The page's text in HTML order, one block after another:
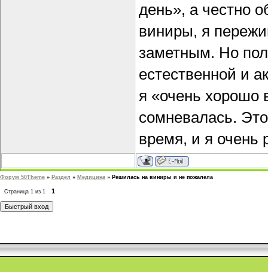
день», а честно
виниры, я
заметным. Но
естественной и
я «очень хорошо
сомневалась.
время, и я очень
Форум 50Theme » Раздел » Медицина » Решилась на виниры и не пожалела
Страница 1 из 1 1